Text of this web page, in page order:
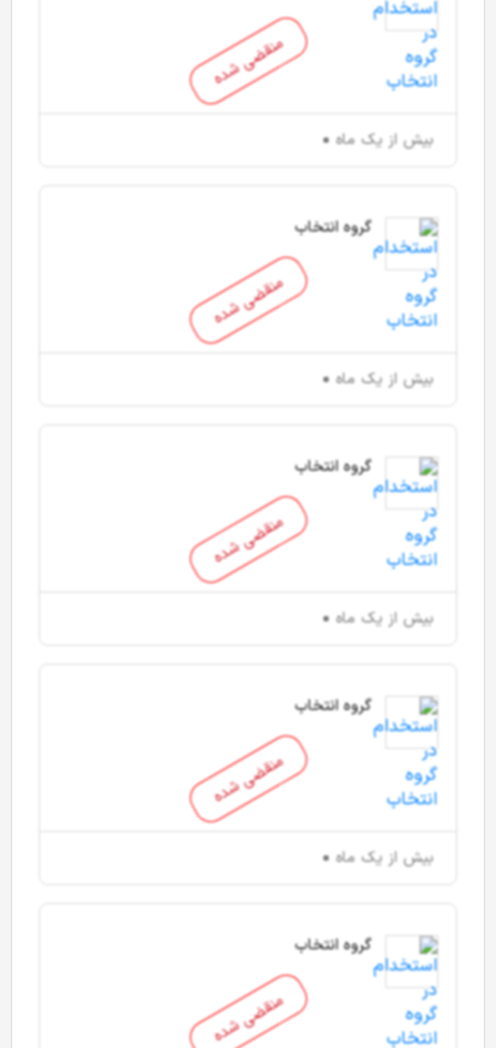
منقضی شده
بیش از یک ماه
منقضی شده
گروه انتخاب
بیش از یک ماه
منقضی شده
گروه انتخاب
بیش از یک ماه
منقضی شده
گروه انتخاب
بیش از یک ماه
منقضی شده
گروه انتخاب